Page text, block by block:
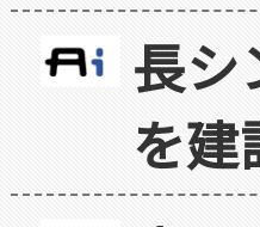
長シ
を建